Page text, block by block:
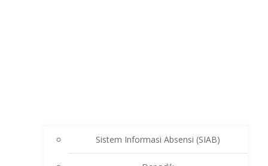
Sistem Informasi Absensi (SIAB)